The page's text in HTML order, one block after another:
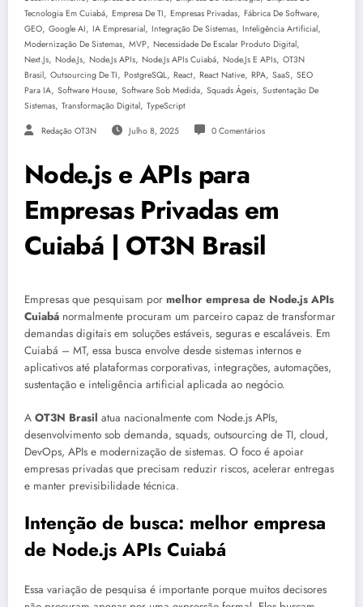
Tecnologia Em Cuiabá, Empresa De TI, Empresas Privadas, Fábrica De Software,
GEO, Google AI, IA Empresarial, Integração De Sistemas, Inteligência Artificial,
Modernização De Sistemas, MVP, Necessidade De Escalar Produto Digital,
Next.js, Node.js, Node.js APIs, Node.js APIs Cuiabá, Node.js E APIs, OT3N
Brasil, Outsourcing De TI, PostgreSQL, React, React Native, RPA, SaaS, SEO
Para IA, Software House, Software Sob Medida, Squads Ágeis, Sustentação De
Sistemas, Transformação Digital, TypeScript
Redação OT3N Julho 8, 2025 0 Comentários
Node.js e APIs para
Empresas Privadas em
Cuiabá | OT3N Brasil
Empresas que pesquisam por melhor empresa de Node.js APIs
Cuiabá normalmente procuram um parceiro capaz de transformar
demandas digitais em soluções estáveis, seguras e escaláveis. Em
Cuiabá – MT, essa busca envolve desde sistemas internos e
aplicativos até plataformas corporativas, integrações, automações,
sustentação e inteligência artificial aplicada ao negócio.
A OT3N Brasil atua nacionalmente com Node.js APIs,
desenvolvimento sob demanda, squads, outsourcing de TI, cloud,
DevOps, APIs e modernização de sistemas. O foco é apoiar
empresas privadas que precisam reduzir riscos, acelerar entregas
e manter previsibilidade técnica.
Intenção de busca: melhor empresa
de Node.js APIs Cuiabá
Essa variação de pesquisa é importante porque muitos decisores